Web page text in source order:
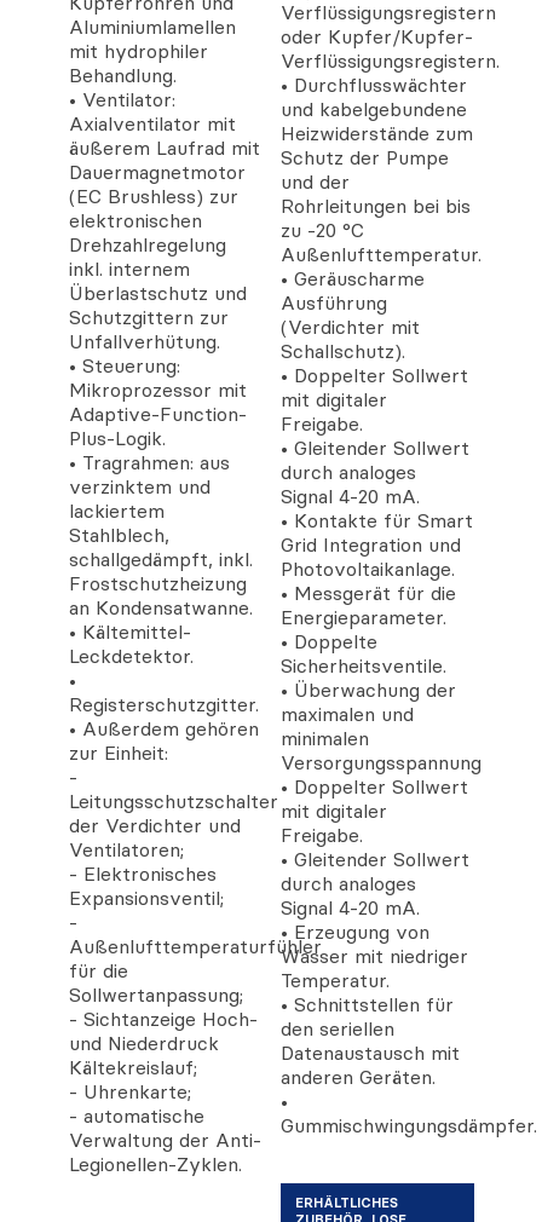
Aluminiumlamellen
mit hydrophiler
Behandlung.
• Ventilator:
Axialventilator mit
äußerem Laufrad mit
Dauermagnetmotor
(EC Brushless) zur
elektronischen
Drehzahlregelung
inkl. internem
Überlastschutz und
Schutzgittern zur
Unfallverhütung.
• Steuerung:
Mikroprozessor mit
Adaptive-Function-
Plus-Logik.
• Tragrahmen: aus
verzinktem und
lackiertem
Stahlblech,
schallgedämpft, inkl.
Frostschutzheizung
an Kondensatwanne.
• Kältemittel-
Leckdetektor.
•
Registerschutzgitter.
• Außerdem gehören
zur Einheit:
-
Leitungsschutzschalter
der Verdichter und
Ventilatoren;
- Elektronisches
Expansionsventil;
-
Außenlufttemperaturfühler
für die
Sollwertanpassung;
- Sichtanzeige Hoch-
und Niederdruck
Kältekreislauf;
- Uhrenkarte;
- automatische
Verwaltung der Anti-
Legionellen-Zyklen.
Verflüssigungsregistern
oder Kupfer/Kupfer-
Verflüssigungsregistern.
• Durchflusswächter
und kabelgebundene
Heizwiderstände zum
Schutz der Pumpe
und der
Rohrleitungen bei bis
zu -20 °C
Außenlufttemperatur.
• Geräuscharme
Ausführung
(Verdichter mit
Schallschutz).
• Doppelter Sollwert
mit digitaler
Freigabe.
• Gleitender Sollwert
durch analoges
Signal 4-20 mA.
• Kontakte für Smart
Grid Integration und
Photovoltaikanlage.
• Messgerät für die
Energieparameter.
• Doppelte
Sicherheitsventile.
• Überwachung der
maximalen und
minimalen
Versorgungsspannung
• Doppelter Sollwert
mit digitaler
Freigabe.
• Gleitender Sollwert
durch analoges
Signal 4-20 mA.
• Erzeugung von
Wasser mit niedriger
Temperatur.
• Schnittstellen für
den seriellen
Datenaustausch mit
anderen Geräten.
•
Gummischwingungsdämpfer.
ERHÄLTLICHES